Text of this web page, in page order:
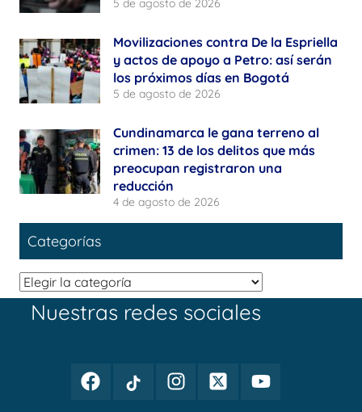
5 de agosto de 2026
Movilizaciones contra De la Espriella
y actos de apoyo a Petro: así serán
los próximos días en Bogotá
5 de agosto de 2026
Cundinamarca le gana terreno al
crimen: 13 de los delitos que más
preocupan registraron una
reducción
4 de agosto de 2026
Categorías
Categorías
Nuestras redes sociales
FacebookTikTok
InstagramTwitterYoutube